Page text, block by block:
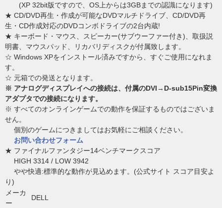
(XP 32bit版ですので、OS上からは3GBまでの認識になります)
★ CD/DVD再生・作成が可能なDVDマルチドライブ、CD/DVD再
生・CD作成対応のDVDコンボドライブの2台内蔵!
★ キーボード・マウス、スピーカー(サブウーファー付き)、取扱説
明書、マウスパッド、リカバリディスクが付属致します。
☆ Windows XPをインストール済みですから、すぐご使用になれま
す。
☆ 元箱での発送となります。
※ アナログディスプレイへの接続は、付属のDVI→D-sub15Pin変換
アダプタでの接続になります。
※ すべてのオンラインゲームでの動作を保証するものではございま
せん。
個別のゲームにつきましてはお気軽にご相談ください。
お問い合わせフォーム
★ ファイナルファンタジー14ベンチマークスコア
HIGH 3314 / LOW 3942
やや快適:標準的な動作が見込めます。(公式サイト スコア目安よ
り)
メーカ
ー
DELL